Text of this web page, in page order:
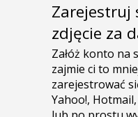
Zarejestruj
zdjęcie za